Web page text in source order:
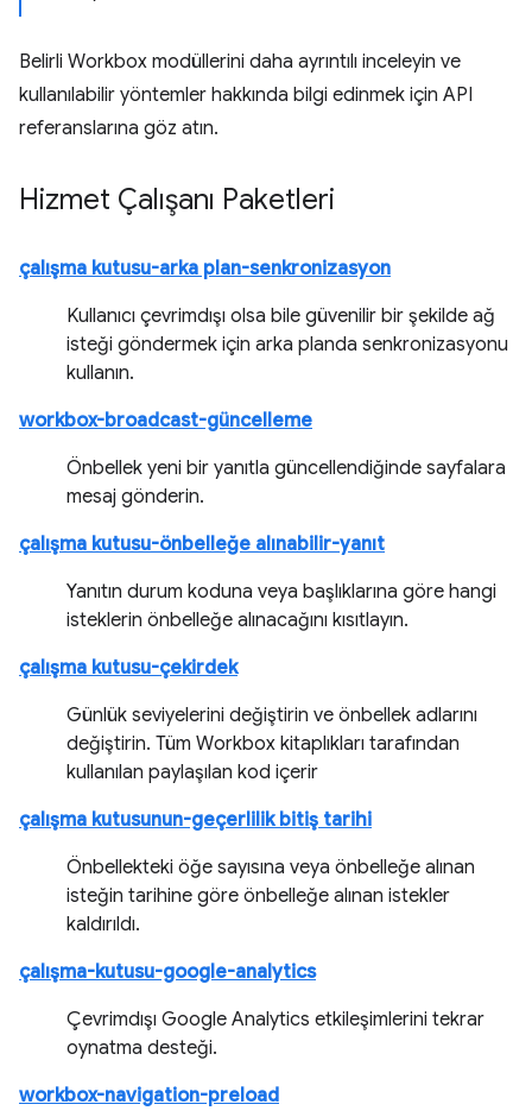
Belirli Workbox modüllerini daha ayrıntılı inceleyin ve
kullanılabilir yöntemler hakkında bilgi edinmek için API
referanslarına göz atın.
Hizmet Çalışanı Paketleri
çalışma kutusu-arka plan-senkronizasyon
Kullanıcı çevrimdışı olsa bile güvenilir bir şekilde ağ
isteği göndermek için arka planda senkronizasyonu
kullanın.
workbox-broadcast-güncelleme
Önbellek yeni bir yanıtla güncellendiğinde sayfalara
mesaj gönderin.
çalışma kutusu-önbelleğe alınabilir-yanıt
Yanıtın durum koduna veya başlıklarına göre hangi
isteklerin önbelleğe alınacağını kısıtlayın.
çalışma kutusu-çekirdek
Günlük seviyelerini değiştirin ve önbellek adlarını
değiştirin. Tüm Workbox kitaplıkları tarafından
kullanılan paylaşılan kod içerir
çalışma kutusunun-geçerlilik bitiş tarihi
Önbellekteki öğe sayısına veya önbelleğe alınan
isteğin tarihine göre önbelleğe alınan istekler
kaldırıldı.
çalışma-kutusu-google-analytics
Çevrimdışı Google Analytics etkileşimlerini tekrar
oynatma desteği.
workbox-navigation-preload